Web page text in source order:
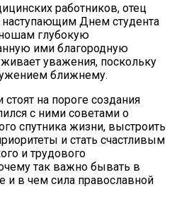
работников, отец
наступающим Днем студента
глубокую
ими благородную
уважения, поскольку
ближнему.
на пороге создания
с ними советами о
спутника жизни, выстроить
и стать счастливым
и трудового
так важно бывать в
и в чем сила православной